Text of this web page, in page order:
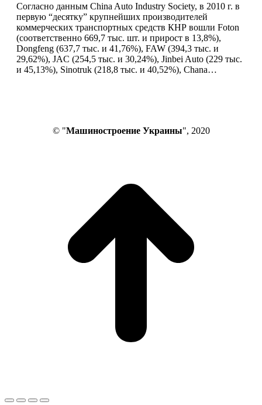
Согласно данным China Auto Industry Society, в 2010 г. в
первую “десятку” крупнейших производителей
коммерческих транспортных средств КНР вошли Foton
(соответственно 669,7 тыс. шт. и прирост в 13,8%),
Dongfeng (637,7 тыс. и 41,76%), FAW (394,3 тыс. и
29,62%), JAC (254,5 тыс. и 30,24%), Jinbei Auto (229 тыс.
и 45,13%), Sinotruk (218,8 тыс. и 40,52%), Chana…
© "Машиностроение Украины", 2020